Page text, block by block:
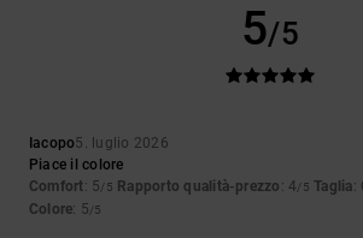
5/5
Iacopo5. luglio 2026
Piace il colore
Comfort: 5/5 Rapporto qualità-prezzo : 4/5 Taglia:
Colore: 5/5